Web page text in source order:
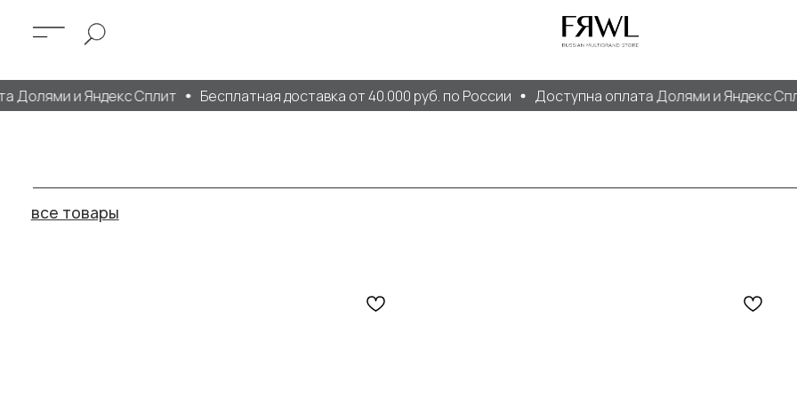
и Яндекс Сплит Бесплатная доставка от 40.000 руб. по России Доступна оплата Долями и Яндекс Сплит
все товары